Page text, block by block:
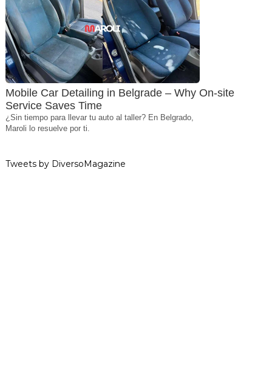
Mobile Car Detailing in Belgrade – Why On-site
Service Saves Time
¿Sin tiempo para llevar tu auto al taller? En Belgrado,
Maroli lo resuelve por ti.
Tweets by DiversoMagazine